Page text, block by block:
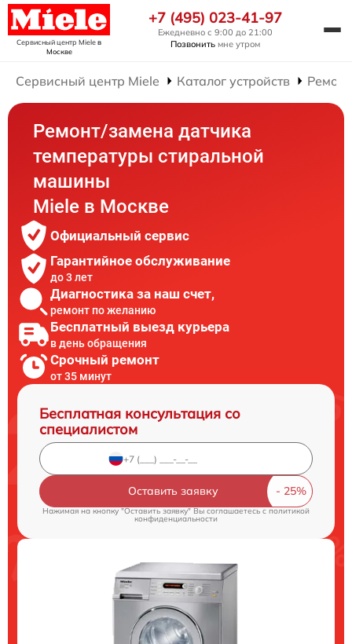
Сервисный центр Mieleв
Москве
+7 (495) 023-41-97
Ежедневно с 9:00 до 21:00
Позвонить мне утром
Сервисный центр Miele Каталог устройств
Ремонт/замена датчика
температуры стиральной
машины
Miele в Москве
Официальный сервис
Гарантийное обслуживание
до 3 лет
Диагностика за наш счет,
ремонт по желанию
Бесплатный выезд курьера
в день обращения
Срочный ремонт
от 35 минут
Бесплатная консультация со
специалистом
Оставить заявку
Нажимая на кнопку "Оставить заявку" Вы соглашаетесь cполитикой
конфиденциальности